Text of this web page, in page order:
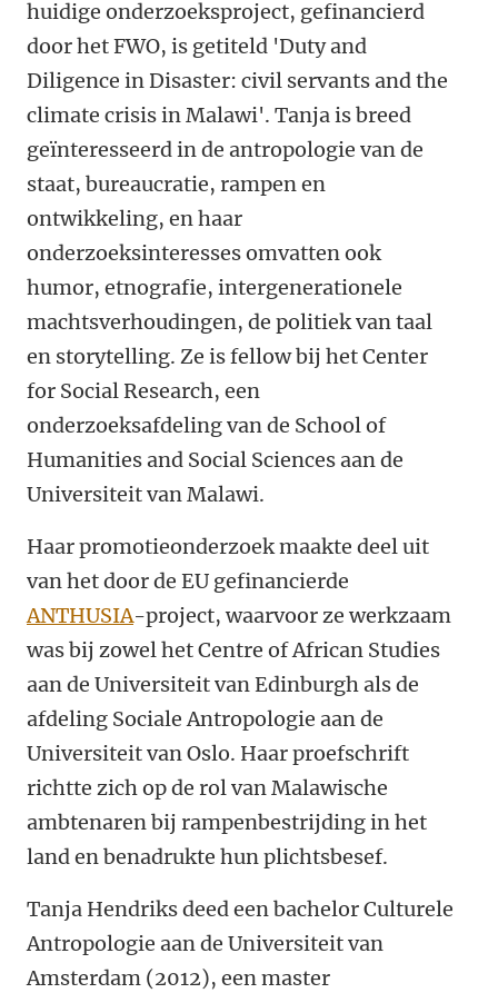
huidige onderzoeksproject, gefinancierd
door het FWO, is getiteld 'Duty and
Diligence in Disaster: civil servants and the
climate crisis in Malawi'. Tanja is breed
geïnteresseerd in de antropologie van de
staat, bureaucratie, rampen en
ontwikkeling, en haar
onderzoeksinteresses omvatten ook
humor, etnografie, intergenerationele
machtsverhoudingen, de politiek van taal
en storytelling. Ze is fellow bij het Center
for Social Research, een
onderzoeksafdeling van de School of
Humanities and Social Sciences aan de
Universiteit van Malawi.
Haar promotieonderzoek maakte deel uit
van het door de EU gefinancierde
ANTHUSIA-project, waarvoor ze werkzaam
was bij zowel het Centre of African Studies
aan de Universiteit van Edinburgh als de
afdeling Sociale Antropologie aan de
Universiteit van Oslo. Haar proefschrift
richtte zich op de rol van Malawische
ambtenaren bij rampenbestrijding in het
land en benadrukte hun plichtsbesef.
Tanja Hendriks deed een bachelor Culturele
Antropologie aan de Universiteit van
Amsterdam (2012), een master